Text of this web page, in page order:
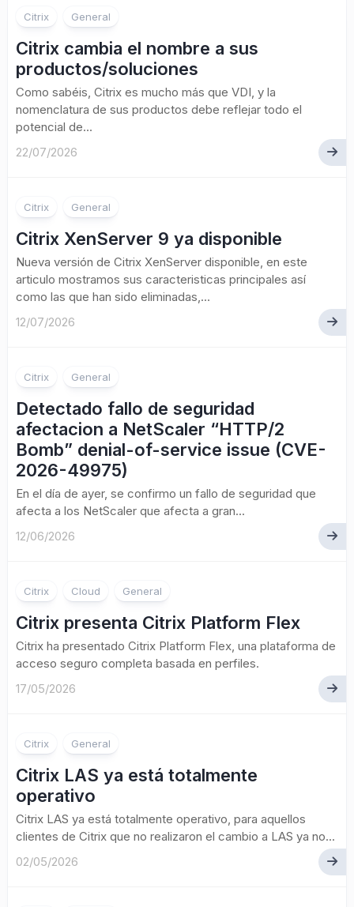
Citrix General
Citrix cambia el nombre a sus
productos/soluciones
Como sabéis, Citrix es mucho más que VDI, y la
nomenclatura de sus productos debe reflejar todo el
potencial de...
22/07/2026
Citrix General
Citrix XenServer 9 ya disponible
Nueva versión de Citrix XenServer disponible, en este
articulo mostramos sus caracteristicas principales así
como las que han sido eliminadas,...
12/07/2026
Citrix General
Detectado fallo de seguridad
afectacion a NetScaler “HTTP/2
Bomb” denial-of-service issue (CVE-
2026-49975)
En el día de ayer, se confirmo un fallo de seguridad que
afecta a los NetScaler que afecta a gran...
12/06/2026
Citrix Cloud General
Citrix presenta Citrix Platform Flex
Citrix ha presentado Citrix Platform Flex, una plataforma de
acceso seguro completa basada en perfiles.
17/05/2026
Citrix General
Citrix LAS ya está totalmente
operativo
Citrix LAS ya está totalmente operativo, para aquellos
clientes de Citrix que no realizaron el cambio a LAS ya no...
02/05/2026